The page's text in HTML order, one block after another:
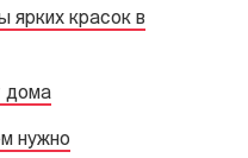
ярких красок в
дома
нужно